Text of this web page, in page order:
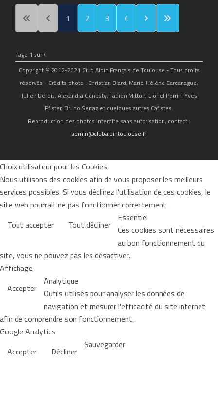
1 2 3 4
Page 1 sur 4
Copyright © 2012-2021 Club Alpin Français de Toulouse - Tous droits
réservés - Crédits photo : Christian Biard, Marie-Hélène Carcanague,
Julien Defois, Alexandra Genesty, Fabien Mitton, Lionel Perrin, Yves
Pfister, Bruno Serraz et quelques autres Cafistes.
Reproduction des photos interdite sans autorisation, contact :
admin@clubalpintoulouse.fr
Choix utilisateur pour les Cookies
Nous utilisons des cookies afin de vous proposer les meilleurs
services possibles. Si vous déclinez l'utilisation de ces cookies, le
site web pourrait ne pas fonctionner correctement.
Tout accepter
Tout décliner Essentiel
Ces cookies sont nécessaires
au bon fonctionnement du
site, vous ne pouvez pas les désactiver.
Affichage
Accepter Analytique
Outils utilisés pour analyser les données de
navigation et mesurer l'efficacité du site internet
afin de comprendre son fonctionnement.
Google Analytics
Accepter
Décliner Sauvegarder